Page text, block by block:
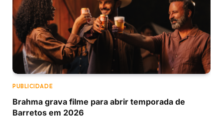
PUBLICIDADE
Brahma grava filme para abrir temporada de
Barretos em 2026